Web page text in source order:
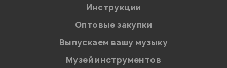
на обработку персональных данных в
Политикой в отношении обработки
персональных данных.
Введите проверочное число:
Инструкции
Оптовые закупки
Выпускаем вашу музыку
Музей инструментов